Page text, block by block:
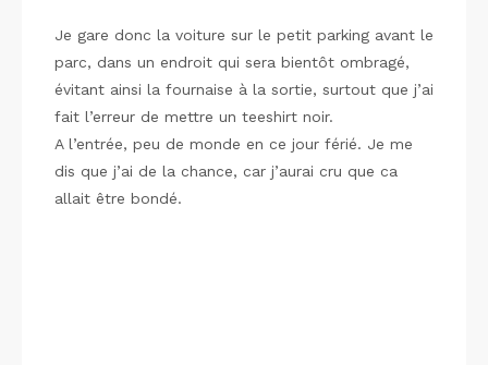
Je gare donc la voiture sur le petit parking avant le
parc, dans un endroit qui sera bientôt ombragé,
évitant ainsi la fournaise à la sortie, surtout que j’ai
fait l’erreur de mettre un teeshirt noir.
A l’entrée, peu de monde en ce jour férié. Je me
dis que j’ai de la chance, car j’aurai cru que ca
allait être bondé.